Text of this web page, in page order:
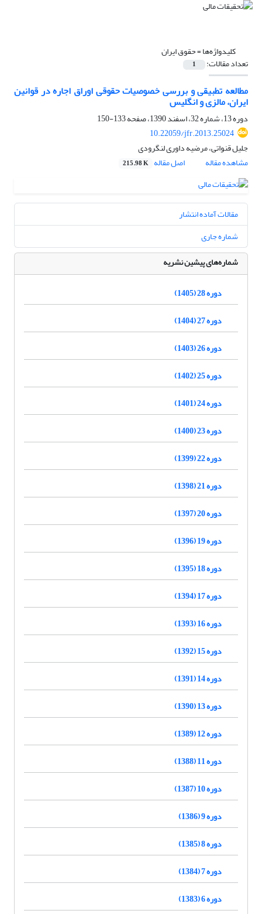
کلیدواژه‌ها =حقوق ایران
تعداد مقالات: 1
مطالعه تطبیقی و بررسی خصوصیات حقوقی اوراق اجاره در قوانین
ایران، مالزی و انگلیس
دوره 13، شماره 32، اسفند 1390، صفحه
133-150
10.22059/jfr.2013.25024
جلیل قنواتی، مرضیه داوری لنگرودی
مشاهده مقاله
اصل مقاله 215.98 K
مقالات آماده انتشار
شماره جاری
شماره‌های پیشین نشریه
دوره 28 (1405)
دوره 27 (1404)
دوره 26 (1403)
دوره 25 (1402)
دوره 24 (1401)
دوره 23 (1400)
دوره 22 (1399)
دوره 21 (1398)
دوره 20 (1397)
دوره 19 (1396)
دوره 18 (1395)
دوره 17 (1394)
دوره 16 (1393)
دوره 15 (1392)
دوره 14 (1391)
دوره 13 (1390)
دوره 12 (1389)
دوره 11 (1388)
دوره 10 (1387)
دوره 9 (1386)
دوره 8 (1385)
دوره 7 (1384)
دوره 6 (1383)